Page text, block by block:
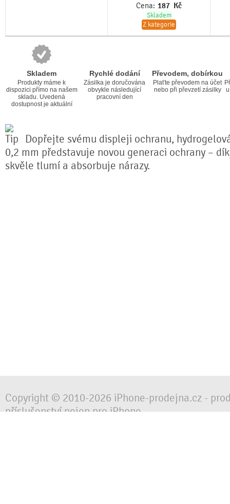
Cena: 187 Kč
Skladem
Z kategorie
Skladem
Produkty máme k
dispozici přímo na našem
skladu. Uvedená
dostupnost je aktuální
Rychlé dodání
Zásilka je doručována
obvykle následující
pracovní den
Převodem, dobírkou
Plaťte převodem na účet
nebo při převzetí zásilky
Dopřejte svému displeji ochranu,
0,2 mm představuje novou generaci ochrany –
skvěle tlumí a absorbuje nárazy.
Copyright © 2010-2026 iPhone-prodejna.cz -
příslušenství nejen pro iPhone